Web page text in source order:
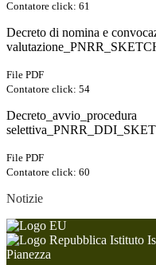
Contatore click: 61
Decreto di nomina e
File PDF
Contatore click: 54
Decreto_avvio_procedura
File PDF
Contatore click: 60
Notizie
Istituto
Pianezza